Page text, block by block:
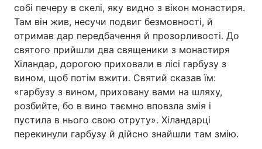
собі печеру в скелі, яку видно з вікон монастиря.
Там він жив, несучи подвиг безмовності, й
отримав дар передбачення й прозорливості. До
святого прийшли два священики з монастиря
Хіландар, дорогою приховали в лісі гарбузу з
вином, щоб потім вжити. Святий сказав їм:
«гарбузу з вином, приховану вами на шляху,
розбийте, бо в вино таємно вповзла змія і
пустила в нього свою отруту». Хіландарці
перекинули гарбузу й дійсно знайшли там змію.